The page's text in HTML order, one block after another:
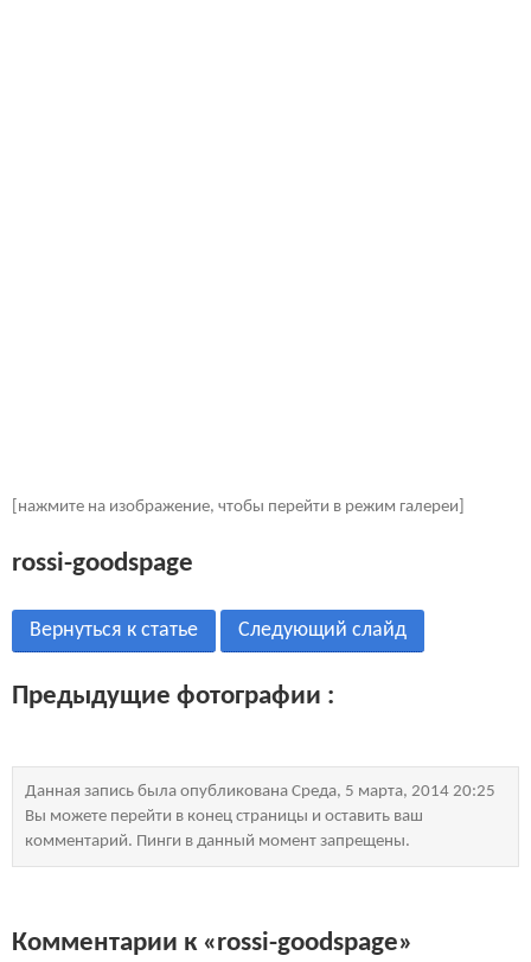
[нажмите на изображение, чтобы перейти в режим галереи]
rossi-goodspage
Вернуться к статье Следующий слайд
Предыдущие фотографии :
Данная запись была опубликована Среда, 5 марта, 2014 20:25
Вы можете перейти в конец страницы и оставить ваш
комментарий. Пинги в данный момент запрещены.
Комментарии к «rossi-goodspage»